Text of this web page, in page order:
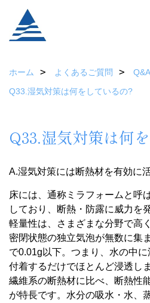
ホーム よくあるご質問
Q&A
Q33.湿気対策は何をしているの?
Q33.湿気対策は何
A.湿気対策には断熱材を有効に
床には、通称ミラフォームと呼
しており、断熱・防露に威力を
軽量性は、さまざまな分野で高
密閉状態の独立気泡が無数に集
で0.01g以下。つまり、水の中
付着するだけでほとんど浸透し
繊維系の断熱材に比べ、断熱性
が特長です。水分の吸水・水、